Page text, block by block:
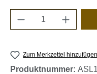
Produkt Anzahl:
Zum Merkzettel hinzufügen
Produktnummer: